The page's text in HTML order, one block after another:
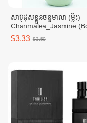
សាប៊ូដុសខ្លួនចន្ទមាលា (ម្លិះ)
Chanmalea_Jasmine
Wash)10btl/Carton
$3.33 $3.50